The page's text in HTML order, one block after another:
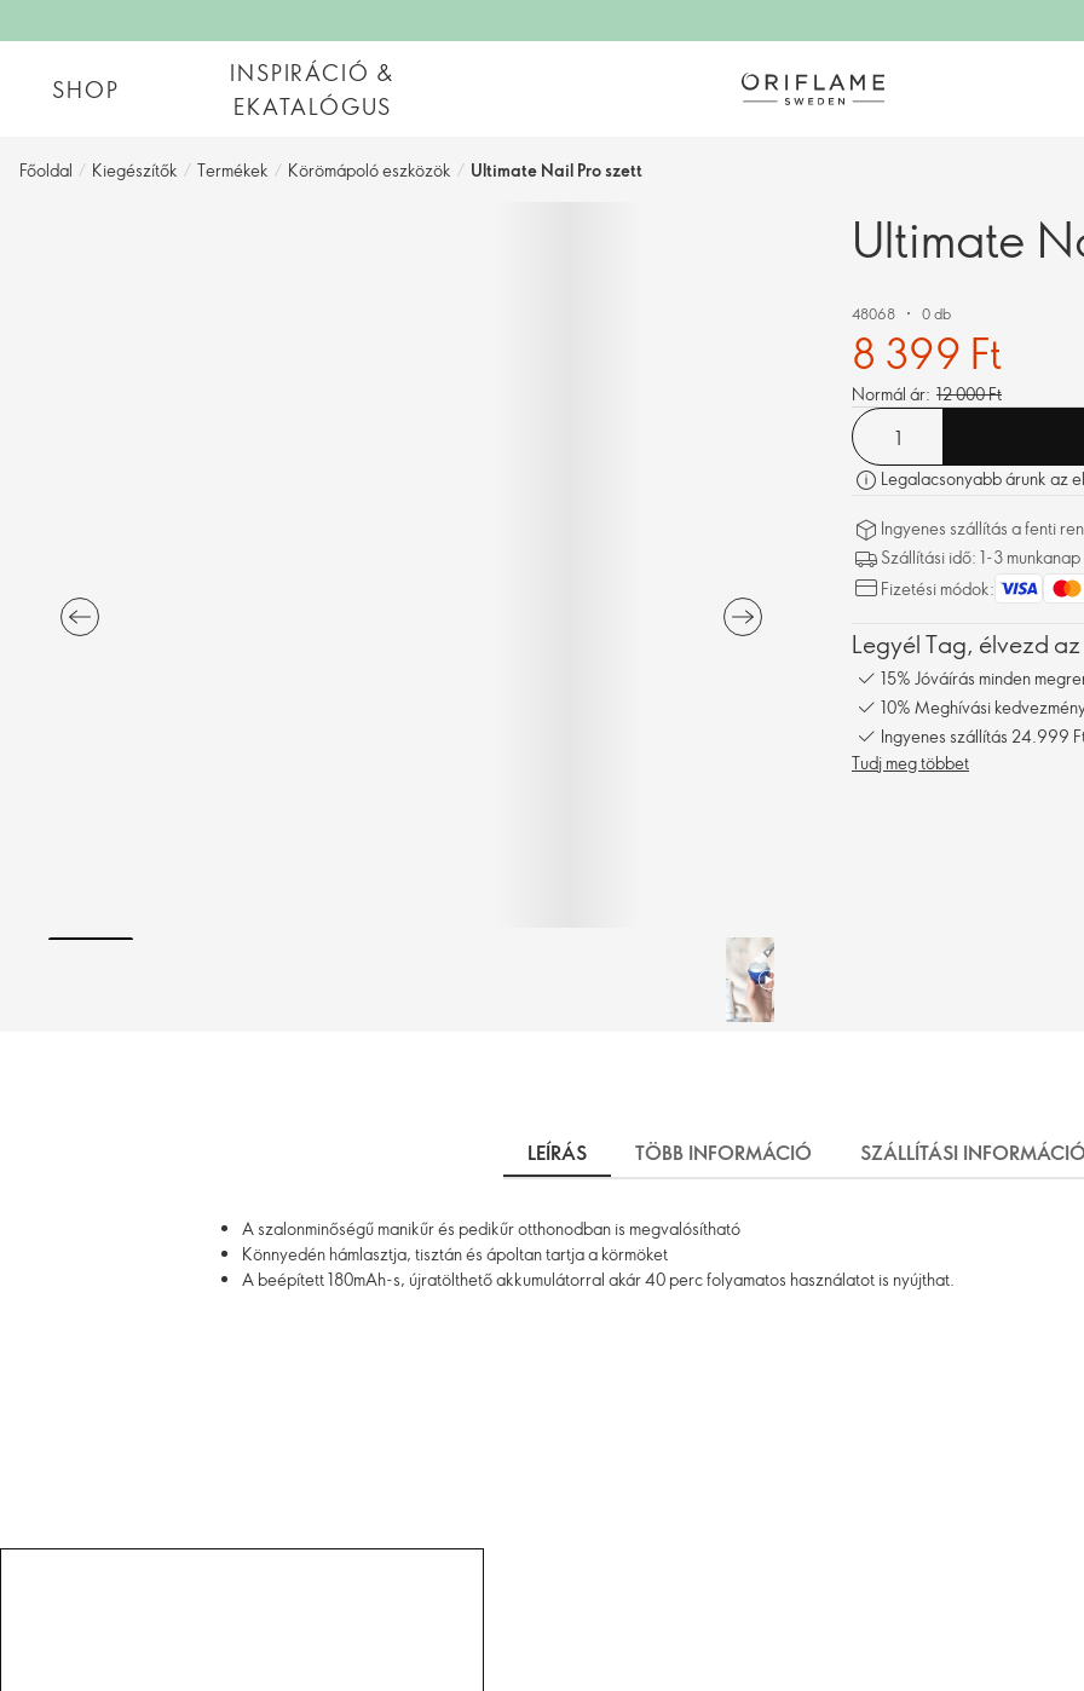
SHOP
INSPIRÁCIÓ &
EKATALÓGUS
Főoldal / Kiegészítők / Termékek / Körömápoló eszközök / Ultimate Nail Pro szett
Ultimate
48068 0 db
8 399 Ft
Normál ár: 12 000 Ft
Legalacsonyabb árunk az
Ingyenes szállítás a fenti
Szállítási idő: 1-3 munkanap
Fizetési módok:
Legyél Tag, élvezd
15% Jóváírás minden
10% Meghívási
Ingyenes szállítás 24.999
Tudj meg többet
LEÍRÁS TÖBB INFORMÁCIÓ SZÁLLÍTÁSI
A szalonminőségű manikűr és pedikűr otthonodban is megvalósítható
Könnyedén hámlasztja, tisztán és ápoltan tartja a körmöket
A beépített 180mAh-s, újratölthető akkumulátorral akár 40 perc folyamatos használatot is nyújthat.